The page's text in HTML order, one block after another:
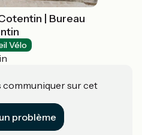
| Bureau
Vélo
communiquer sur cet
problème